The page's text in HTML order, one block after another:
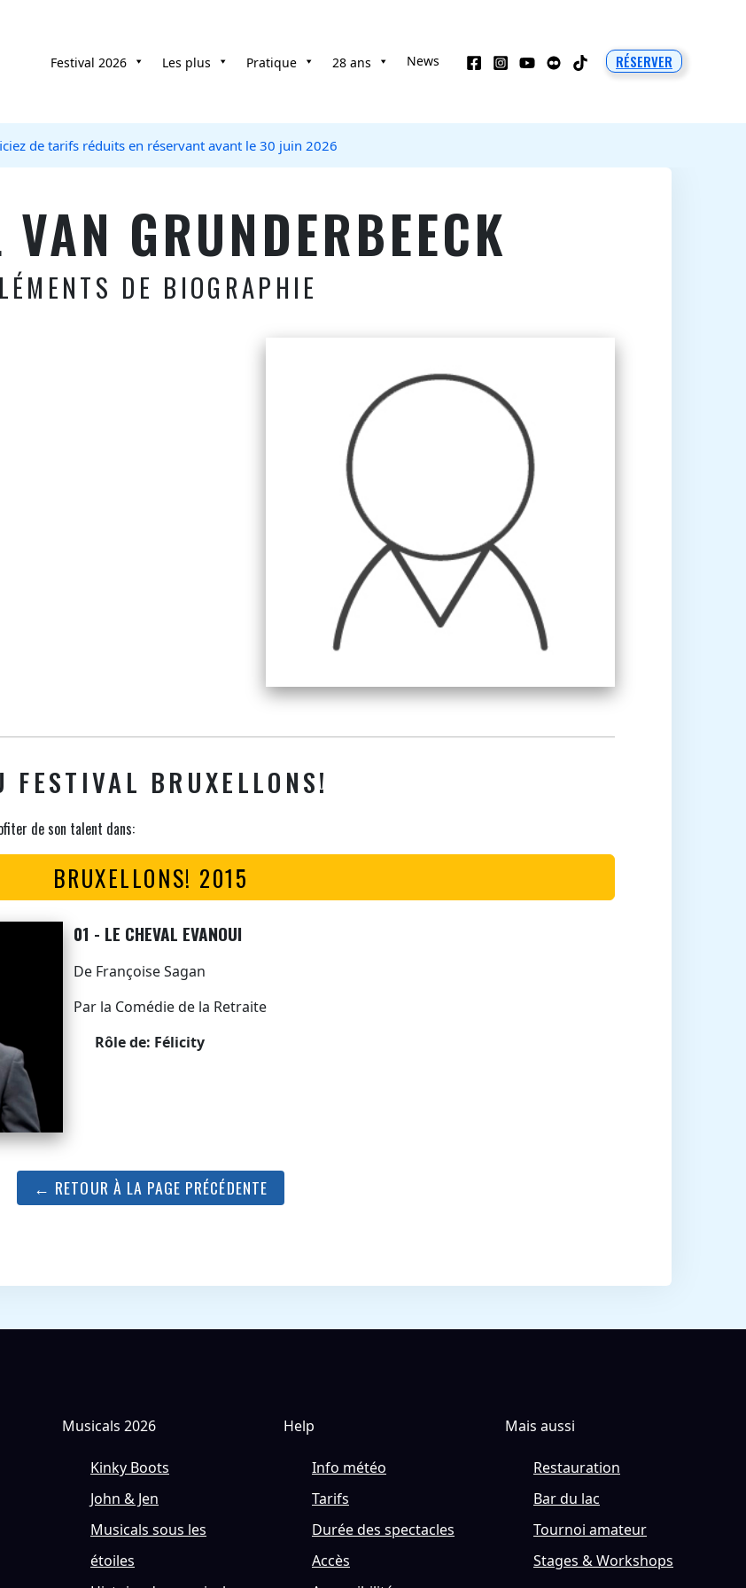
Festival 2026 Les plus Pratique 28 ans News RÉSERVER
de tarifs réduits en réservant avant le 30 juin 2026
GRUNDERBEECK
DE BIOGRAPHIE
FESTIVAL BRUXELLONS!
de son talent dans:
BRUXELLONS! 2015
01 - LE CHEVAL EVANOUI
De Françoise Sagan
Par la Comédie de la Retraite
Rôle de: Félicity
← RETOUR À LA PAGE PRÉCÉDENTE
Musicals 2026
Kinky Boots
John & Jen
Musicals sous les
étoiles
Help
Info météo
Tarifs
Durée des spectacles
Accès
Mais aussi
Restauration
Bar du lac
Tournoi amateur
Stages & Workshops